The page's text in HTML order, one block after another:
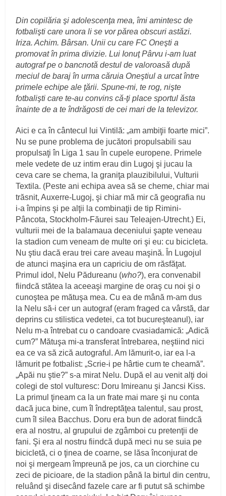
Din copilăria şi adolescenţa mea, îmi amintesc de
fotbalişti care unora li se vor părea obscuri astăzi.
Iriza. Achim. Bârsan. Unii cu care FC Oneşti a
promovat în prima divizie. Lui Ionuţ Pârvu i-am luat
autograf pe o bancnotă destul de valoroasă după
meciul de baraj în urma căruia Oneştiul a urcat între
primele echipe ale ţării. Spune-mi, te rog, nişte
fotbalişti care te-au convins că-ţi place sportul ăsta
înainte de a te îndrăgosti de cei mari de la televizor.
Aici e ca în cântecul lui Vintilă: „am ambiţii foarte mici”.
Nu se pune problema de jucători propulsabili sau
propulsaţi în Liga 1 sau în cupele europene. Primele
mele vedete de uz intim erau din Lugoj şi jucau la
ceva care se chema, la graniţa plauzibilului, Vulturii
Textila. (Peste ani echipa avea să se cheme, chiar mai
trăsnit, Auxerre-Lugoj, şi chiar mă mir că geografia nu
i-a împins şi pe alţii la combinaţii de tip Rimini-
Pâncota, Stockholm-Făurei sau Teleajen-Utrecht.) Ei,
vulturii mei de la balamaua deceniului şapte veneau
la stadion cum veneam de multe ori şi eu: cu bicicleta.
Nu ştiu dacă erau trei care aveau maşină. În Lugojul
de atunci maşina era un capriciu de om răsfăţat.
Primul idol, Nelu Pădureanu (who?), era convenabil
fiindcă stătea la aceeaşi margine de oraş cu noi şi o
cunoştea pe mătuşa mea. Cu ea de mână m-am dus
la Nelu să-i cer un autograf (eram fraged ca vârstă, dar
deprins cu stilistica vedetei, ca tot bucureşteanul), iar
Nelu m-a întrebat cu o candoare cvasiadamică: „Adică
cum?” Mătuşa mi-a transferat întrebarea, neştiind nici
ea ce va să zică autograful. Am lămurit-o, iar ea l-a
lămurit pe fotbalist: „Scrie-i pe hârtie cum te cheamă”.
„Apăi nu ştie?” s-a mirat Nelu. După el au venit alţi doi
colegi de stol vulturesc: Doru Imireanu şi Jancsi Kiss.
La primul ţineam ca la un frate mai mare şi nu conta
dacă juca bine, cum îl îndreptăţea talentul, sau prost,
cum îl silea Bacchus. Doru era bun de adorat fiindcă
era al nostru, al grupului de zgâmboi cu pretenţii de
fani. Şi era al nostru fiindcă după meci nu se suia pe
bicicletă, ci o ţinea de coarne, se lăsa înconjurat de
noi şi mergeam împreună pe jos, ca un ciorchine cu
zeci de picioare, de la stadion până la birtul din centru,
reluând şi disecând fazele care ar fi putut să schimbe